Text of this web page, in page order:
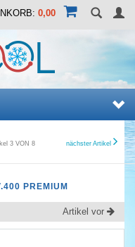
0,00
3 VON 8 nächster Artikel
PREMIUM
Artikel vor